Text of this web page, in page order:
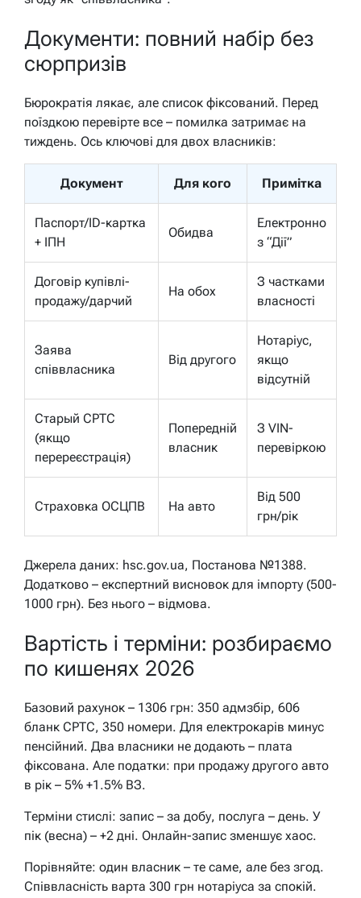
Документи: повний набір без
сюрпризів
Бюрократія лякає, але список фіксований. Перед
поїздкою перевірте все – помилка затримає на
тиждень. Ось ключові для двох власників:
Документ Для кого Примітка
Паспорт/ID-картка
+ ІПН
Обидва
Електронно
з “Дії”
Договір купівлі-
продажу/дарчий
На обох
З частками
власності
Заява
співвласника
Від другого
Нотаріус,
якщо
відсутній
Старый СРТС
(якщо
перереєстрація)
Попередній
власник
З VIN-
перевіркою
Страховка ОСЦПВ На авто
Від 500
грн/рік
Джерела даних: hsc.gov.ua, Постанова №1388.
Додатково – експертний висновок для імпорту (500-
1000 грн). Без нього – відмова.
Вартість і терміни: розбираємо
по кишенях 2026
Базовий рахунок – 1306 грн: 350 адмзбір, 606
бланк СРТС, 350 номери. Для електрокарів минус
пенсійний. Два власники не додають – плата
фіксована. Але податки: при продажу другого авто
в рік – 5% +1.5% ВЗ.
Терміни стислі: запис – за добу, послуга – день. У
пік (весна) – +2 дні. Онлайн-запис зменшує хаос.
Порівняйте: один власник – те саме, але без згод.
Співвласність варта 300 грн нотаріуса за спокій.